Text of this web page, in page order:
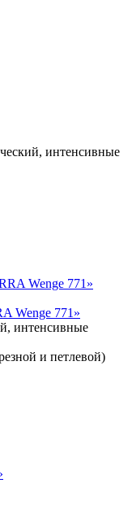
интенсивные
Wenge 771»
интенсивные
и петлевой)